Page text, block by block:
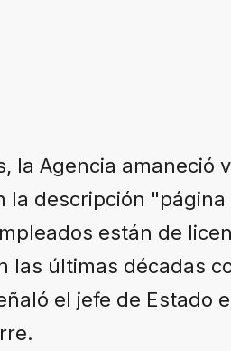
la Agencia amaneció
la descripción
están de
las últimas décadas
el jefe de Estado